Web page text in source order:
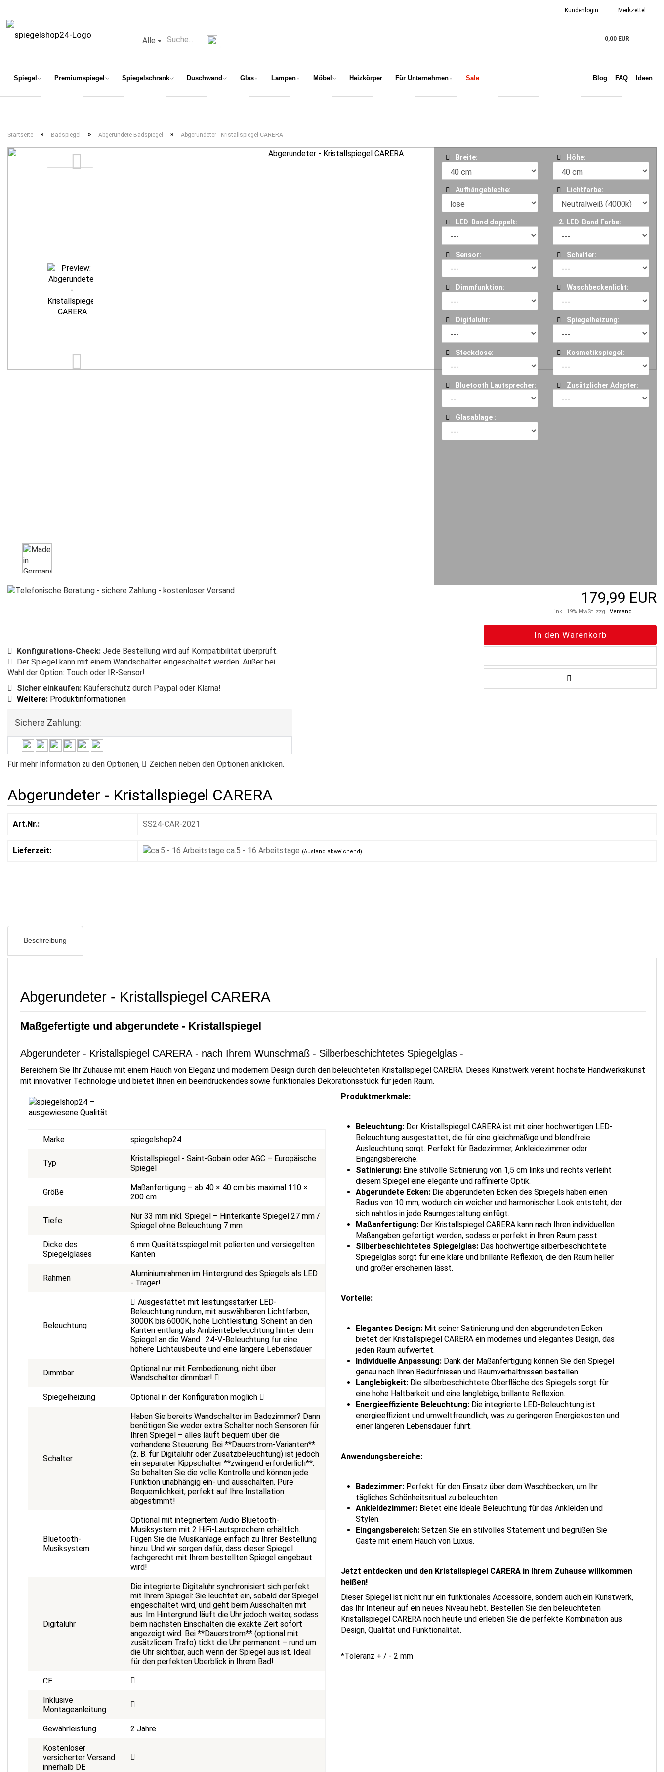
Kundenlogin Merkzettel
Alle 0,00 EUR
Spiegel Premiumspiegel Spiegelschrank Duschwand Glas Lampen Möbel Heizkörper Für Unternehmen Sale Blog FAQ Ideen
Startseite » Badspiegel » Abgerundete Badspiegel » Abgerundeter - Kristallspiegel CARERA
Breite: Höhe:
Aufhängebleche: Lichtfarbe:
LED-Band doppelt: 2. LED-Band Farbe::
Sensor: Schalter:
Dimmfunktion: Waschbeckenlicht:
Digitaluhr: Spiegelheizung:
Steckdose: Kosmetikspiegel:
Bluetooth Lautsprecher: Zusätzlicher Adapter:
Glasablage :
Konfigurations-Check: Jede Bestellung wird auf Kompatibilität überprüft.
Der Spiegel kann mit einem Wandschalter eingeschaltet werden. Außer bei
Wahl der Option: Touch oder IR-Sensor!
Sicher einkaufen: Käuferschutz durch Paypal oder Klarna!
Weitere: Produktinformationen
Sichere Zahlung:
Für mehr Information zu den Optionen, Zeichen neben den Optionen anklicken.
179,99 EUR
inkl. 19% MwSt. zzgl. Versand
Abgerundeter - Kristallspiegel CARERA
Art.Nr.: SS24-CAR-2021
Lieferzeit: ca.5 - 16 Arbeitstage (Ausland abweichend)
Beschreibung
Abgerundeter - Kristallspiegel CARERA
Maßgefertigte und abgerundete - Kristallspiegel
Abgerundeter - Kristallspiegel CARERA - nach Ihrem Wunschmaß - Silberbeschichtetes Spiegelglas -
Bereichern Sie Ihr Zuhause mit einem Hauch von Eleganz und modernem Design durch den beleuchteten Kristallspiegel CARERA. Dieses Kunstwerk vereint höchste Handwerkskunst
mit innovativer Technologie und bietet Ihnen ein beeindruckendes sowie funktionales Dekorationsstück für jeden Raum.
Marke spiegelshop24
Typ
Kristallspiegel - Saint-Gobain oder AGC – Europäische
Spiegel
Größe
Maßanfertigung – ab 40 × 40 cm bis maximal 110 ×
200 cm
Tiefe
Nur 33 mm inkl. Spiegel – Hinterkante Spiegel 27 mm /
Spiegel ohne Beleuchtung 7 mm
Dicke des
Spiegelglases
6 mm Qualitätsspiegel mit polierten und versiegelten
Kanten
Rahmen
Aluminiumrahmen im Hintergrund des Spiegels als LED
- Träger!
Beleuchtung
Ausgestattet mit leistungsstarker LED-
Beleuchtung rundum, mit auswählbaren Lichtfarben,
3000K bis 6000K, hohe Lichtleistung. Scheint an den
Kanten entlang als Ambientebeleuchtung hinter dem
Spiegel an die Wand. 24-V-Beleuchtung fur eine
höhere Lichtausbeute und eine längere Lebensdauer
Dimmbar
Optional nur mit Fernbedienung, nicht über
Wandschalter dimmbar!
Spiegelheizung Optional in der Konfiguration möglich
Schalter
Haben Sie bereits Wandschalter im Badezimmer? Dann
benötigen Sie weder extra Schalter noch Sensoren für
Ihren Spiegel – alles läuft bequem über die
vorhandene Steuerung. Bei **Dauerstrom-Varianten**
(z. B. für Digitaluhr oder Zusatzbeleuchtung) ist jedoch
ein separater Kippschalter **zwingend erforderlich**.
So behalten Sie die volle Kontrolle und können jede
Funktion unabhängig ein- und ausschalten. Pure
Bequemlichkeit, perfekt auf Ihre Installation
abgestimmt!
Bluetooth-
Musiksystem
Optional mit integriertem Audio Bluetooth-
Musiksystem mit 2 HiFi-Lautsprechern erhältlich.
Fügen Sie die Musikanlage einfach zu Ihrer Bestellung
hinzu. Und wir sorgen dafür, dass dieser Spiegel
fachgerecht mit Ihrem bestellten Spiegel eingebaut
wird!
Digitaluhr
Die integrierte Digitaluhr synchronisiert sich perfekt
mit Ihrem Spiegel: Sie leuchtet ein, sobald der Spiegel
eingeschaltet wird, und geht beim Ausschalten mit
aus. Im Hintergrund läuft die Uhr jedoch weiter, sodass
beim nächsten Einschalten die exakte Zeit sofort
angezeigt wird. Bei **Dauerstrom** (optional mit
zusätzlicem Trafo) tickt die Uhr permanent – rund um
die Uhr sichtbar, auch wenn der Spiegel aus ist. Ideal
für den perfekten Überblick in Ihrem Bad!
CE
Inklusive
Montageanleitung
Gewährleistung 2 Jahre
Kostenloser
versicherter Versand
innerhalb DE
Produktmerkmale:
Beleuchtung:Der Kristallspiegel CARERA ist mit einer hochwertigen LED-
Beleuchtung ausgestattet, die für eine gleichmäßige und blendfreie
Ausleuchtung sorgt. Perfekt für Badezimmer, Ankleidezimmer oder
Eingangsbereiche.
Satinierung:Eine stilvolle Satinierung von 1,5 cm links und rechts verleiht
diesem Spiegel eine elegante und raffinierte Optik.
Abgerundete Ecken:Die abgerundeten Ecken des Spiegels haben einen
Radius von 10 mm, wodurch ein weicher und harmonischer Look entsteht, der
sich nahtlos in jede Raumgestaltung einfügt.
Maßanfertigung:Der Kristallspiegel CARERA kann nach Ihren individuellen
Maßangaben gefertigt werden, sodass er perfekt in Ihren Raum passt.
Silberbeschichtetes Spiegelglas:Das hochwertige silberbeschichtete
Spiegelglas sorgt für eine klare und brillante Reflexion, die den Raum heller
und größer erscheinen lässt.
Vorteile:
Elegantes Design:Mit seiner Satinierung und den abgerundeten Ecken
bietet der Kristallspiegel CARERA ein modernes und elegantes Design, das
jeden Raum aufwertet.
Individuelle Anpassung:Dank der Maßanfertigung können Sie den Spiegel
genau nach Ihren Bedürfnissen und Raumverhältnissen bestellen.
Langlebigkeit:Die silberbeschichtete Oberfläche des Spiegels sorgt für
eine hohe Haltbarkeit und eine langlebige, brillante Reflexion.
Energieeffiziente Beleuchtung:Die integrierte LED-Beleuchtung ist
energieeffizient und umweltfreundlich, was zu geringeren Energiekosten und
einer längeren Lebensdauer führt.
Anwendungsbereiche:
Badezimmer:Perfekt für den Einsatz über dem Waschbecken, um Ihr
tägliches Schönheitsritual zu beleuchten.
Ankleidezimmer:Bietet eine ideale Beleuchtung für das Ankleiden und
Stylen.
Eingangsbereich:Setzen Sie ein stilvolles Statement und begrüßen Sie
Gäste mit einem Hauch von Luxus.
Jetzt entdecken und den Kristallspiegel CARERA in Ihrem Zuhause willkommen
heißen!
Dieser Spiegel ist nicht nur ein funktionales Accessoire, sondern auch ein Kunstwerk,
das Ihr Interieur auf ein neues Niveau hebt. Bestellen Sie den beleuchteten
Kristallspiegel CARERA noch heute und erleben Sie die perfekte Kombination aus
Design, Qualität und Funktionalität.
*Toleranz + / - 2 mm